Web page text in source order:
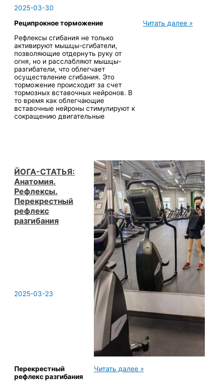
2025-03-30
Реципрокное торможение
Рефлексы сгибания не только
активируют мышцы-сгибатели,
позволяющие отдернуть руку от
огня, но и расслабляют мышцы-
разгибатели, что облегчает
осуществление сгибания. Это
торможение происходит за счет
тормозных вставочных нейронов. В
то время как облегчающие
вставочные нейроны стимулируют к
сокращению двигательные
ЙОГА-
Читать далее »
ЙОГА-СТАТЬЯ:
Анатомия.
Рефлексы.
Перекрестный
рефлекс
разгибания
2025-03-23
Перекрестный
рефлекс разгибания
ЙОГА-
Читать далее »